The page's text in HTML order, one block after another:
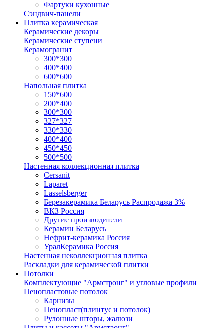
Фартуки кухонные
Сэндвич-панели
Плитка керамическая
Керамические декоры
Керамические ступени
Керамогранит
300*300
400*400
600*600
Напольная плитка
150*600
200*400
300*300
327*327
330*330
400*400
450*450
500*500
Настенная коллекционная плитка
Cersanit
Laparet
Lasselsberger
Березакерамика Беларусь Распродажа 3%
ВКЗ Россия
Другие производители
Керамин Беларусь
Нефрит-керамика Россия
УралКерамика Россия
Настенная неколлекционная плитка
Раскладки для керамической плитки
Потолки
Комплектующие "Армстронг" и угловые профили
Пенопластовые потолок
Карнизы
Пенопласт(плинтус и потолок)
Рулонные шторы, жалюзи